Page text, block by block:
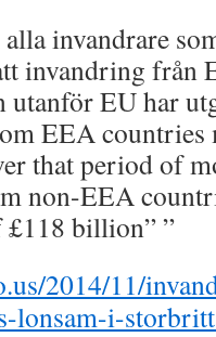
invandrare
invandring från
utanför EU har
EEA countries
that period of
non-EEA
billion” ”
2014/11/
lonsam-i-